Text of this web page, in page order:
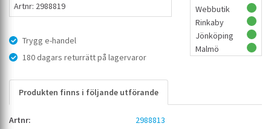
Artnr: 2988819
Trygg e-handel
180 dagars returrätt på lagervaror
Webbutik
Rinkaby
Jönköping
Malmö
Produkten finns i följande utförande
2988813